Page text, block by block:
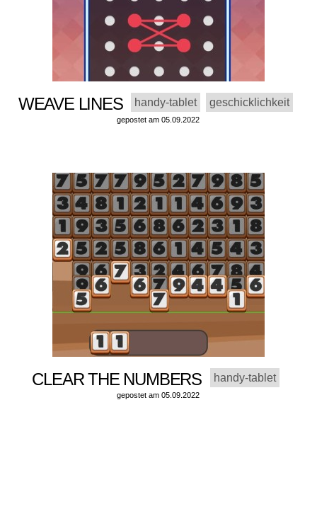
WEAVE LINES handy-tablet geschicklichkeit
gepostet am 05.09.2022
CLEAR THE NUMBERS handy-tablet
gepostet am 05.09.2022